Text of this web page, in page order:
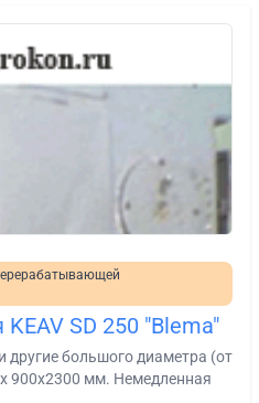
SD 250 "Blema"
большого диаметра (от
900х2300 мм. Немедленная